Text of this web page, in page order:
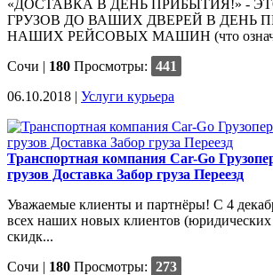
«ДОСТАВКА В ДЕНЬ ПРИБЫТИЯ!» -
ГРУЗОВ ДО ВАШИХ ДВЕРЕЙ В ДЕНЬ
НАШИХ РЕЙСОВЫХ МАШИН (что
Сочи | 180 Просмотры: 441
06.10.2018 | Услуги курьера
Транспортная компания Car-Go
грузов Доставка Забор груза Переезд
Уважаемые клиенты и партнёры! С 4
всех наших новых клиентов (юридических
скидк...
Сочи | 180 Просмотры: 273